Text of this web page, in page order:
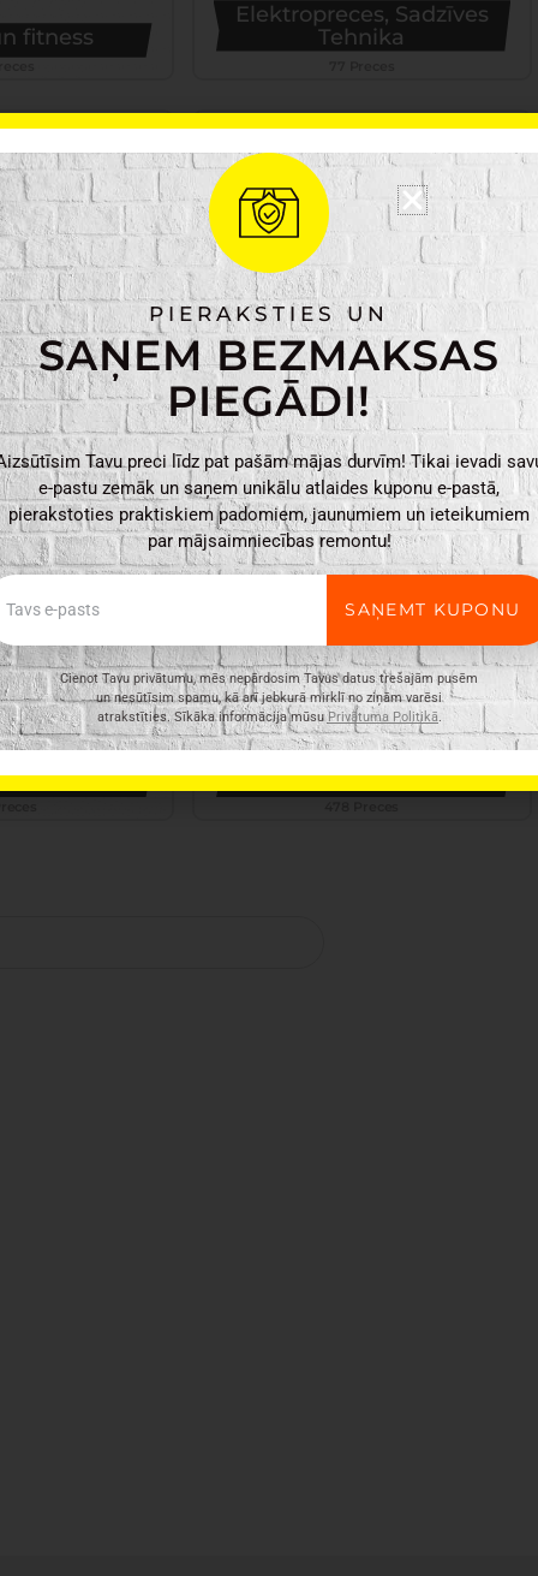
fitness
Elektropreces, Sadzīves
Tehnika
preces Apgaismojums
159 Preces
Dārza Preces
PIERAKSTIES UN
SAŅEM BEZMAKSAS
PIEGĀDI!
Tavu preci līdz pat pašām mājas durvīm! Tikai ievadi
e-pastu zemāk un saņem unikālu atlaides kuponu e-pastā,
pierakstoties praktiskiem padomiem, jaunumiem un ieteikumiem
par mājsaimniecības remontu!
SAŅEMT KUPONU
Cienot Tavu privātumu, mēs nepārdosim Tavus datus trešajām pusēm
un nesūtīsim spamu, kā arī jebkurā mirklī no ziņām varēsi
atrakstīties. Sīkāka informācija mūsuPrivātuma Politikā.